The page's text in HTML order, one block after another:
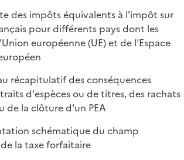
des impôts équivalents à l'impôt sur
pour différents pays dont les
européenne (UE) et de l'Espace
récapitulatif des conséquences
d'espèces ou de titres, des rachats
de la clôture d'un PEA
schématique du champ
la taxe forfaitaire